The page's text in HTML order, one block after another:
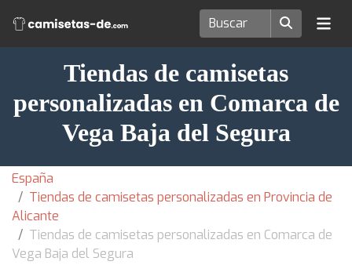
Tiendas de camisetas
personalizadas en Comarca de
Vega Baja del Segura
España
Tiendas de camisetas personalizadas en Provincia de
Alicante
Tiendas de camisetas personalizadas en Comarca de
Vega Baja del Segura